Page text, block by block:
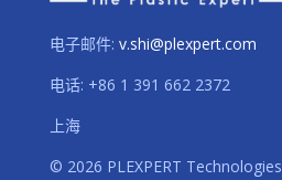
电子邮件: v.shi@plexpert.com
电话: +86 1 391 662 2372
上海
© 2026 PLEXPERT Technologies